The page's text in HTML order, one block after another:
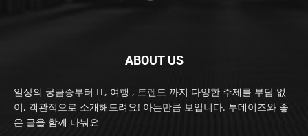
ABOUT US
일상의 궁금증부터 IT, 여행 , 트렌드 까지 다양한 주제를 부담 없
이, 객관적으로 소개해드려요! 아는만큼 보입니다. 투데이즈와 좋
은 글을 함께 나눠요